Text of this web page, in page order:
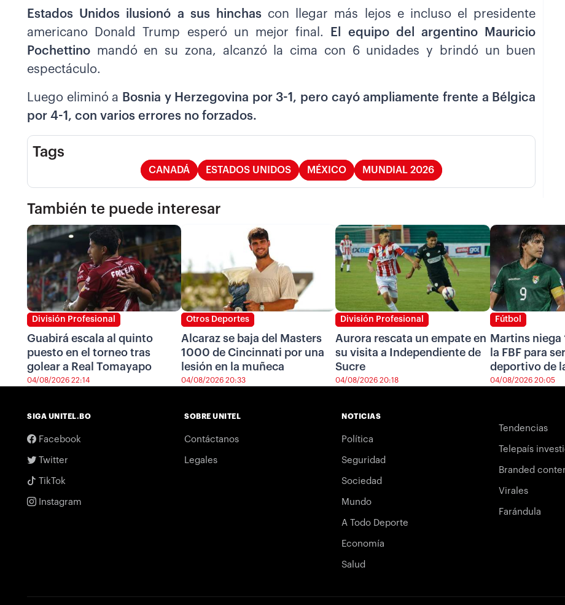
Estados Unidos ilusionó a sus hinchas con llegar más lejos e incluso el presidente
americano Donald Trump esperó un mejor final.
El equipo del argentino Mauricio
Pochettino mandó en su zona, alcanzó la cima con 6 unidades y brindó un buen
espectáculo.
Luego eliminó a Bosnia y Herzegovina por 3-1, pero cayó ampliamente frente a Bélgica
por 4-1, con varios errores no forzados.
Tags
CANADÁ ESTADOS UNIDOS MÉXICO MUNDIAL 2026
También te puede interesar
División Profesional
Guabirá escala al quinto
puesto en el torneo tras
golear a Real Tomayapo
04/08/2026 22:14
Otros Deportes
Alcaraz se baja del Masters
1000 de Cincinnati por una
lesión en la muñeca
04/08/2026 20:33
División Profesional
Aurora rescata un empate en
su visita a Independiente de
Sucre
04/08/2026 20:18
Fútbol
Martins niega
la FBF para
deportivo de
04/08/2026 20:05
SIGA UNITEL.BO
Facebook
Twitter
TikTok
Instagram
SOBRE UNITEL
Contáctanos
Legales
NOTICIAS
Política
Seguridad
Sociedad
Mundo
A Todo Deporte
Economía
Salud
Tendencias
Telepaís
Branded
Virales
Farándula